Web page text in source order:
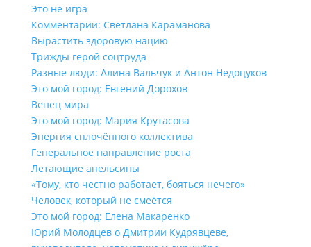
Это не игра
Комментарии: Светлана Караманова
Вырастить здоровую нацию
Трижды герой соцтруда
Разные люди: Алина Вальчук и Антон Недоцуков
Это мой город: Евгений Дорохов
Венец мира
Это мой город: Мария Крутасова
Энергия сплочённого коллектива
Генеральное направление роста
Летающие апельсины
«Тому, кто честно работает, бояться нечего»
Человек, который не смеётся
Это мой город: Елена Макаренко
Юрий Молодцев о Дмитрии Кудрявцеве,